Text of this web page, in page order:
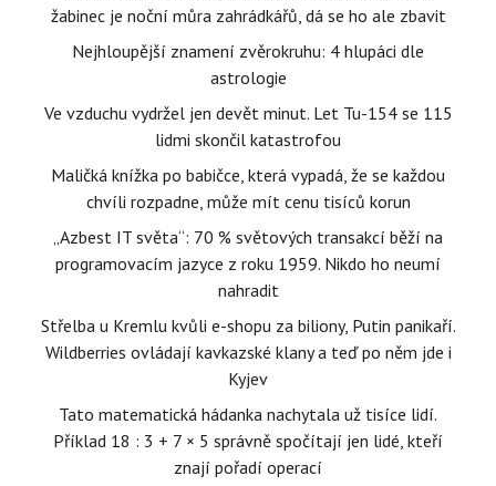
žabinec je noční můra zahrádkářů, dá se ho ale zbavit
Nejhloupější znamení zvěrokruhu: 4 hlupáci dle
astrologie
Ve vzduchu vydržel jen devět minut. Let Tu-154 se 115
lidmi skončil katastrofou
Maličká knížka po babičce, která vypadá, že se každou
chvíli rozpadne, může mít cenu tisíců korun
„Azbest IT světa“: 70 % světových transakcí běží na
programovacím jazyce z roku 1959. Nikdo ho neumí
nahradit
Střelba u Kremlu kvůli e-shopu za biliony, Putin panikaří.
Wildberries ovládají kavkazské klany a teď po něm jde i
Kyjev
Tato matematická hádanka nachytala už tisíce lidí.
Příklad 18 : 3 + 7 × 5 správně spočítají jen lidé, kteří
znají pořadí operací